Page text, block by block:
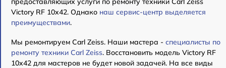
Victory RF 10x42. Однако наш сервис-центр выделяется
преимуществами.
Мы ремонтируем Carl Zeiss. Наши мастера - специалисты по
ремонту техники Carl Zeiss. Восстановить модель Victory RF
10x42 для мастеров не будет новой задачей. На все виды